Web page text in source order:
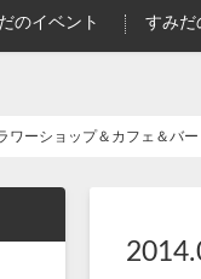
のイベント すみだ
ワーショップ＆カフェ＆バー